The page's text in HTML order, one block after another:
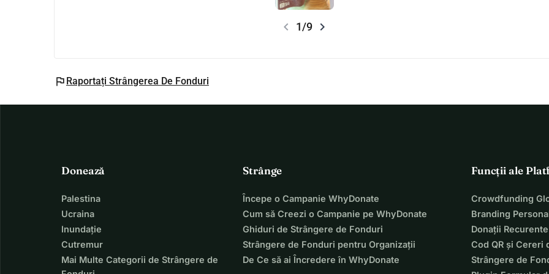
chevron_left 1/9 chevron_right
flag Raportați Strângerea De Fonduri
Donează
Palestina
Ucraina
Inundație
Cutremur
Mai Multe Categorii de Strângere de
Strânge
Începe o Campanie WhyDonate
Cum să Creezi o Campanie pe WhyDonate
Ghiduri de Strângere de Fonduri
Strângere de Fonduri pentru Organizații
De Ce să ai Încredere în WhyDonate
Funcții ale
Crowdfunding
Branding
Donații Recurente
Cod QR și Cereri
Strângere de